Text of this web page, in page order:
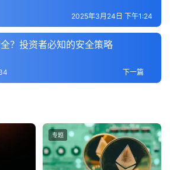
2025年3月24日 下午1:24
？投资者必知的安全策略
下一篇
专题